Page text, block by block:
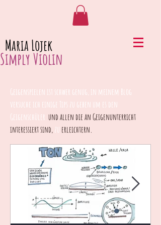
Simply Violin
Maria Lojek
Geigenspielen ist schwer genug, in meinem Blog
versuche ich einige Tips zu geben um es den
Geigenschüler und allen die an Geigenunterricht
interessiert sind, zu erleichtern.